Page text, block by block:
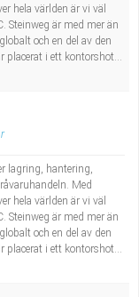
hela världen är vi väl
Steinweg är med mer än
och en del av den
placerat i ett kontorshot...
lagring, hantering,
Med
hela världen är vi väl
Steinweg är med mer än
och en del av den
placerat i ett kontorshot...